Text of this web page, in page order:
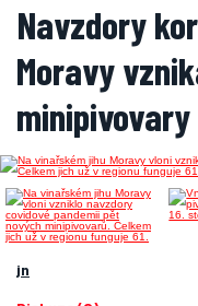
Navzdory
Moravy
minipivovary
jn